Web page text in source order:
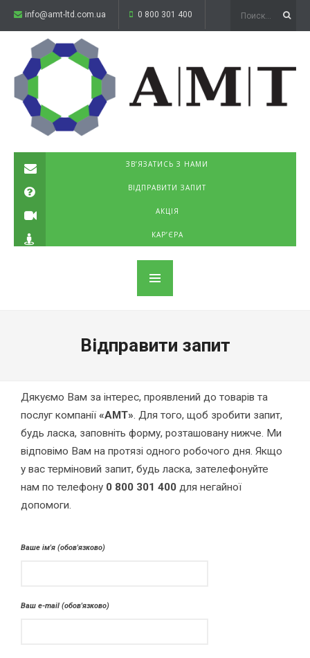
info@amt-ltd.com.ua 0 800 301 400
ЗВ’ЯЗАТИСЬ З НАМИ
ВІДПРАВИТИ ЗАПИТ
АКЦІЯ
КАР’ЄРА
Відправити запит
Дякуємо Вам за інтерес, проявлений до товарів та
послуг компанії «АМТ». Для того, щоб зробити запит,
будь ласка, заповніть форму, розташовану нижче. Ми
відповімо Вам на протязі одного робочого дня. Якщо
у вас терміновий запит, будь ласка, зателефонуйте
нам по телефону 0 800 301 400 для негайної
допомоги.
Ваше ім'я (обов'язково)
Ваш e-mail (обов'язково)